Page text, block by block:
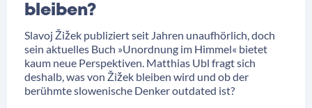
bleiben?
Slavoj Žižek publiziert seit Jahren unaufhörlich, doch
sein aktuelles Buch »Unordnung im Himmel« bietet
kaum neue Perspektiven. Matthias Ubl fragt sich
deshalb, was von Žižek bleiben wird und ob der
berühmte slowenische Denker outdated ist?